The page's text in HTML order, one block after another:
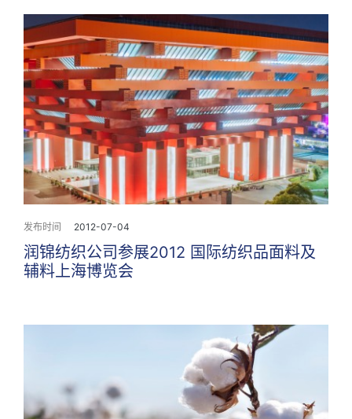
发布时间 2012-07-04
润锦纺织公司参展2012 国际纺织品面料及
辅料上海博览会